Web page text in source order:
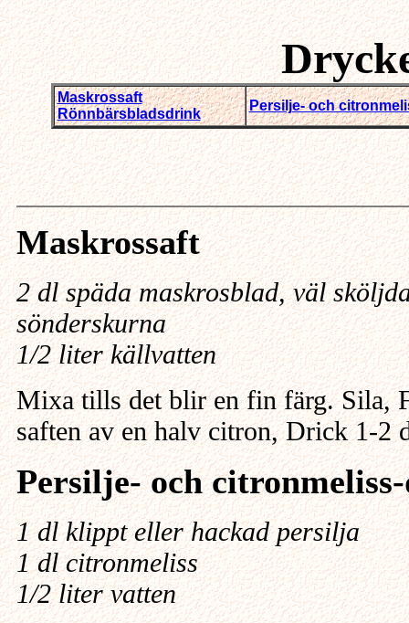
Maskrossaft
Rönnbärsbladsdrink
Persilje- och
Maskrossaft
2 dl späda maskrosblad, väl
sönderskurna
1/2 liter källvatten
Mixa tills det blir en fin färg. Sila,
saften av en halv citron, Drick 1-2
Persilje- och
1 dl klippt eller hackad persilja
1 dl citronmeliss
1/2 liter vatten